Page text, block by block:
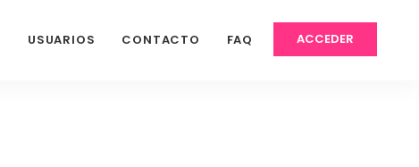
ACCEDER
USUARIOS CONTACTO FAQ